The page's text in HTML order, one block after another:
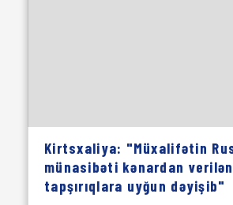
Kirtsxaliya: "Müxalifətin
münasibəti kənardan verilən
tapşırıqlara uyğun dəyişib"